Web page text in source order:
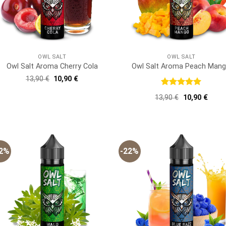
OWL SALT
Owl Salt Aroma Cherry Cola
13,90€ Ursprünglicher
10,90 €Aktueller
OWL SALT
Owl Salt Aroma Peach
Bewertet
mit 5
von
13,90€ Ursprünglicher
Preis
10,90 €
-22%